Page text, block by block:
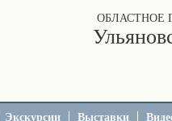
ОБЛАСТНОЕ
Экскурсии Выставки